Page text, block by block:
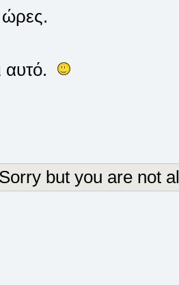
αυτό.
Sorry but you are not